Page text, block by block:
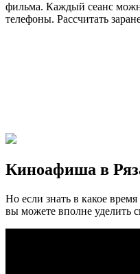
фильма. Каждый сеанс
телефоны. Рассчитать
Киноафиша в
Но если знать в какое
вы можете вполне уделить